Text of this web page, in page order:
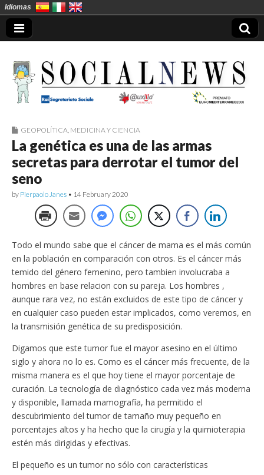
Socialnews en
Español
GEOPOLÍTICA MEDICINA Y CIENCIA
La genética es una de las armas
secretas para derrotar el tumor del
seno
by Pierpaolo Janes • 14 February 2020
Todo el mundo sabe que el cáncer de mama es el más común
en la población en comparación con otros. Es el cáncer más
temido del género femenino, pero tambien involucraba a
hombres en base relacion con su pareja. Los hombres ,
aunque rara vez, no están excluidos de este tipo de cáncer y
en cualquier caso pueden estar implicados, como veremos, en
la transmisión genética de su predisposición.
Digamos que este tumor fue el mayor asesino en el último
siglo y ahora no lo es. Como es el cáncer más frecuente, de la
misma manera es el que hoy tiene el mayor porcentaje de
curación. La tecnología de diagnóstico cada vez más moderna
y disponible, llamada mamografía, ha permitido el
descubrimiento del tumor de tamaño muy pequeño en
porcentajes altos y ha hecho que la cirugía y la quimioterapia
estén más dirigidas y efectivas.
El pequeño es un tumor no sólo con características
Idiomas